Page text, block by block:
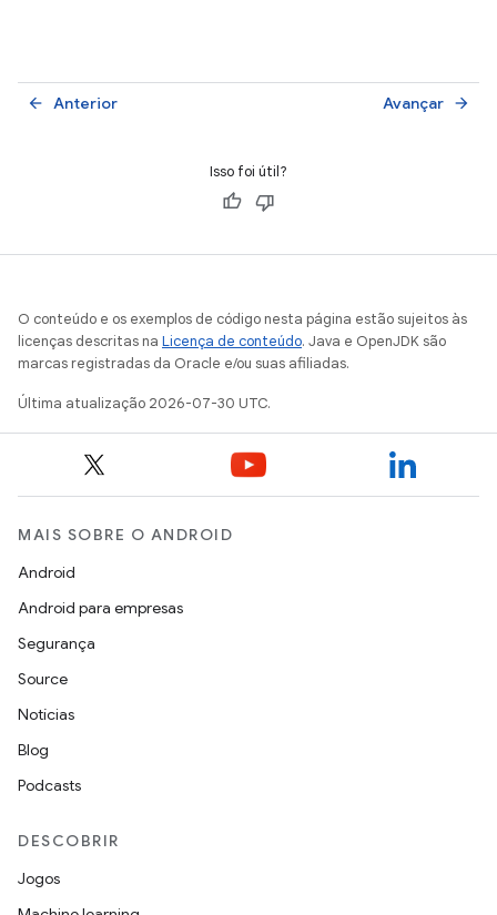
Anterior
arrow_back Avançar arrow_forward
Isso foi útil?
O conteúdo e os exemplos de código nesta página estão sujeitos às
licenças descritas na Licença de conteúdo. Java e OpenJDK são
marcas registradas da Oracle e/ou suas afiliadas.
Última atualização 2026-07-30 UTC.
MAIS SOBRE O ANDROID
Android
Android para empresas
Segurança
Source
Notícias
Blog
Podcasts
DESCOBRIR
Jogos